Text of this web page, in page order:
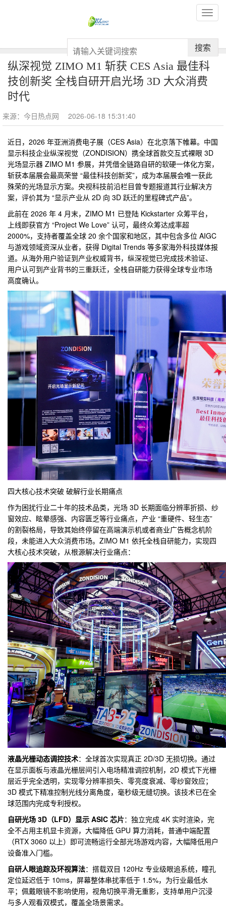
搜索
纵深视觉 ZIMO M1 斩获 CES Asia 最佳科
技创新奖 全栈自研开启光场 3D 大众消费
时代
来源：今日热点网 2026-06-18 15:31:40
近日，2026 年亚洲消费电子展（CES Asia）在北京落下帷幕。 中国
显示科技企业纵深视觉（ZONDISION）携全球首款交互式裸眼 3D
光场显示器 ZIMO M1 参展，并凭借全链路自研的软硬一体化方案，
斩获本届展会最高荣誉 “最佳科技创新奖”，成为本届展会唯一获此
殊荣的光场显示方案。 央视科技前沿栏目曾专题报道其行业解决方
案，评价其为 “显示产业从 2D 向 3D 跃迁的里程碑式产品”。
此前在 2026 年 4 月末，ZIMO M1 已登陆 Kickstarter 众筹平台，
上线即获官方 “Project We Love” 认可，最终众筹达成率超
2000%，支持者覆盖全球 20 余个国家和地区，其中包含多位 AIGC
与游戏领域资深从业者，获得 Digital Trends 等多家海外科技媒体报
道。从海外用户验证到产业权威背书，纵深视觉已完成技术验证、
用户认可到产业背书的三重跃迁，全栈自研能力获得全球专业市场
高度确认。
四大核心技术突破 破解行业长期痛点
作为困扰行业二十年的技术品类，光场 3D 长期面临分辨率折损、纱
窗效应、眩晕感强、内容匮乏等行业痛点，产业 “重硬件、轻生态”
的割裂格局，导致其始终停留在高端演示机或者商业广告概念机阶
段，未能进入大众消费市场。ZIMO M1 依托全栈自研能力，实现四
大核心技术突破，从根源解决行业痛点：
液晶光栅动态调控技术：全球首次实现真正 2D/3D 无损切换。通过
在显示面板与液晶光栅层间引入电场精准调控机制，2D 模式下光栅
层近乎完全透明，实现零分辨率损失、零亮度衰减、零纱窗效应；
3D 模式下精准控制光线分离角度，毫秒级无缝切换。该技术已在全
球范围内完成专利授权。
自研光场 3D（LFD）显示 ASIC 芯片： 独立完成 4K 实时渲染，完
全不占用主机显卡资源，大幅降低 GPU 算力消耗，普通中端配置
（RTX 3060 以上）即可流畅运行全部光场游戏内容，大幅降低用户
设备准入门槛。
自研人眼追踪及环视算法：搭载双目 120Hz 专业级眼追系统，瞳孔
定位延迟低于 10ms，屏幕整体串扰率低于 1.5%，为行业最低水
平；佩戴眼镜不影响使用，视角切换平滑无重影，支持单用户沉浸
与多人观看双模式，覆盖全场景需求。